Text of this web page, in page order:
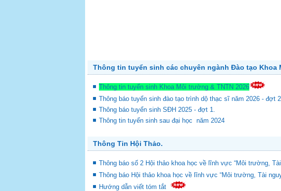
Thông tin tuyển sinh các chuyên ngành Đào tạo Khoa
Thông tin tuyển sinh Khoa Môi trường & TNTN 2026
Thông báo tuyển sinh đào tạo trình dộ thạc sĩ năm 2026 - đợt
Thông báo tuyển sinh SĐH 2025 - đợt 1.
Thông tin tuyển sinh sau đại học năm 2024
Thông Tin Hội Thảo.
Thông báo số 2 Hội thảo khoa học về lĩnh vực “Môi trường,
Thông báo Hội thảo khoa học về lĩnh vực “Môi trường, Tài
Hướng dẫn viết tóm tắt